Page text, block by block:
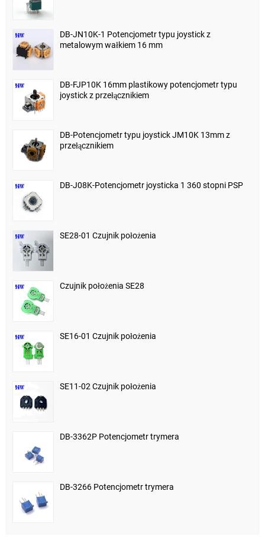
DB-JN10K-1 Potencjometr typu joystick z
metalowym wałkiem 16 mm
DB-FJP10K 16mm plastikowy potencjometr typu
joystick z przełącznikiem
DB-Potencjometr typu joystick JM10K 13mm z
przełącznikiem
DB-J08K-Potencjometr joysticka 1 360 stopni PSP
SE28-01 Czujnik położenia
Czujnik położenia SE28
SE16-01 Czujnik położenia
SE11-02 Czujnik położenia
DB-3362P Potencjometr trymera
DB-3266 Potencjometr trymera